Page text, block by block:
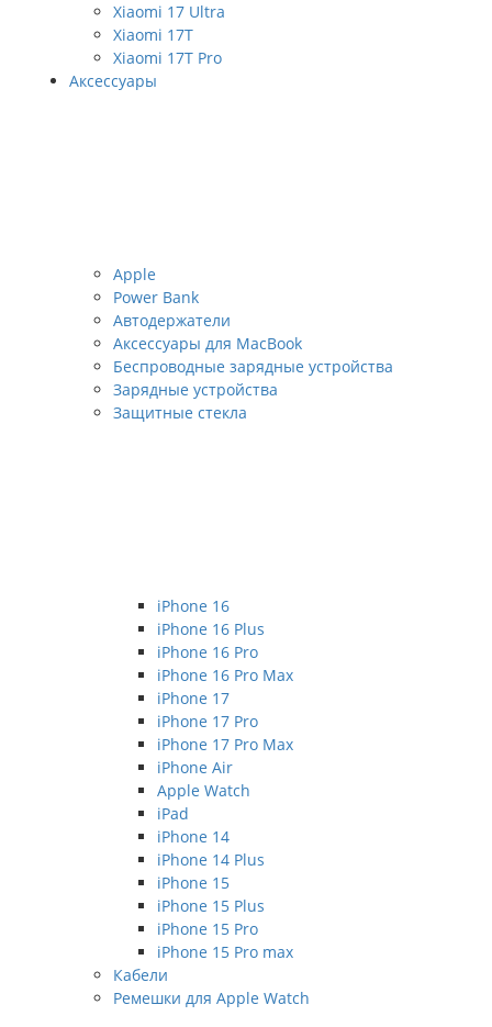
Xiaomi 17 Ultra
Xiaomi 17T
Xiaomi 17T Pro
Аксессуары
Apple
Power Bank
Автодержатели
Аксессуары для MacBook
Беспроводные зарядные устройства
Зарядные устройства
Защитные стекла
iPhone 16
iPhone 16 Plus
iPhone 16 Pro
iPhone 16 Pro Max
iPhone 17
iPhone 17 Pro
iPhone 17 Pro Max
iPhone Air
Apple Watch
iPad
iPhone 14
iPhone 14 Plus
iPhone 15
iPhone 15 Plus
iPhone 15 Pro
iPhone 15 Pro max
Кабели
Ремешки для Apple Watch